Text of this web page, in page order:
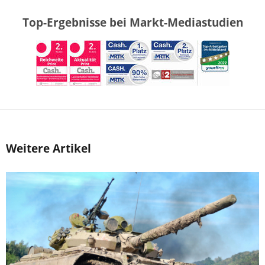
Top-Ergebnisse bei Markt-Mediastudien
Weitere Artikel